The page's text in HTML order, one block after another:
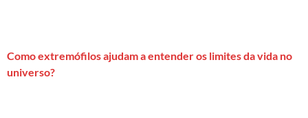
Como extremófilos ajudam a entender os limites da vida no
universo?